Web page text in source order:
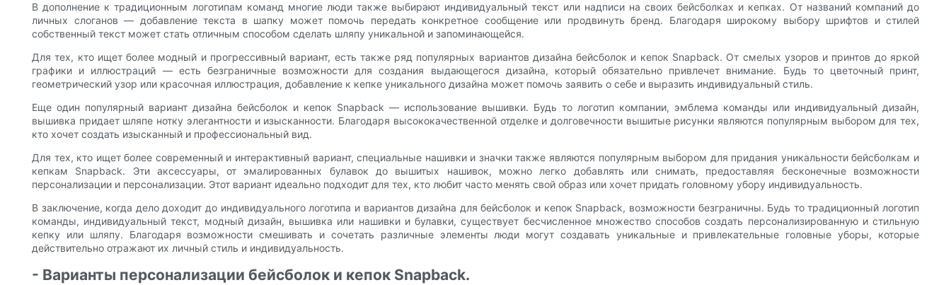
В дополнение к традиционным логотипам команд многие люди также выбирают индивидуальный текст или надписи на своих бейсболках и кепках. От названий компаний до
личных слоганов — добавление текста в шапку может помочь передать конкретное сообщение или продвинуть бренд. Благодаря широкому выбору шрифтов и стилей
собственный текст может стать отличным способом сделать шляпу уникальной и запоминающейся.
Для тех, кто ищет более модный и прогрессивный вариант, есть также ряд популярных вариантов дизайна бейсболок и кепок Snapback. От смелых узоров и принтов до яркой
графики и иллюстраций — есть безграничные возможности для создания выдающегося дизайна, который обязательно привлечет внимание. Будь то цветочный принт,
геометрический узор или красочная иллюстрация, добавление к кепке уникального дизайна может помочь заявить о себе и выразить индивидуальный стиль.
Еще один популярный вариант дизайна бейсболок и кепок Snapback — использование вышивки. Будь то логотип компании, эмблема команды или индивидуальный дизайн,
вышивка придает шляпе нотку элегантности и изысканности. Благодаря высококачественной отделке и долговечности вышитые рисунки являются популярным выбором для тех,
кто хочет создать изысканный и профессиональный вид.
Для тех, кто ищет более современный и интерактивный вариант, специальные нашивки и значки также являются популярным выбором для придания уникальности бейсболкам и
кепкам Snapback. Эти аксессуары, от эмалированных булавок до вышитых нашивок, можно легко добавлять или снимать, предоставляя бесконечные возможности
персонализации и персонализации. Этот вариант идеально подходит для тех, кто любит часто менять свой образ или хочет придать головному убору индивидуальность.
В заключение, когда дело доходит до индивидуального логотипа и вариантов дизайна для бейсболок и кепок Snapback, возможности безграничны. Будь то традиционный логотип
команды, индивидуальный текст, модный дизайн, вышивка или нашивки и булавки, существует бесчисленное множество способов создать персонализированную и стильную
кепку или шляпу. Благодаря возможности смешивать и сочетать различные элементы люди могут создавать уникальные и привлекательные головные уборы, которые
действительно отражают их личный стиль и индивидуальность.
- Варианты персонализации бейсболок и кепок Snapback.